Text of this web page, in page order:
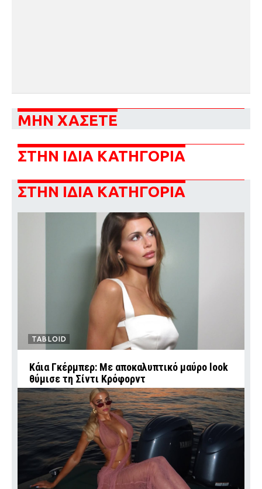
ΜΗΝ ΧΑΣΕΤΕ
ΣΤΗΝ ΙΔΙΑ ΚΑΤΗΓΟΡΙΑ
ΣΤΗΝ ΙΔΙΑ ΚΑΤΗΓΟΡΙΑ
TABLOID
Κάια Γκέρμπερ: Με αποκαλυπτικό μαύρο look
θύμισε τη Σίντι Κρόφορντ